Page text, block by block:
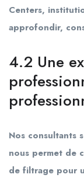
Centers,
approfondir,
4.2 Une
Nos consultants
nous permet de
de filtrage pour